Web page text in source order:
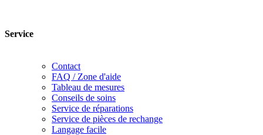
Service
Contact
FAQ / Zone d'aide
Tableau de mesures
Conseils de soins
Service de réparations
Service de pièces de rechange
Langage facile